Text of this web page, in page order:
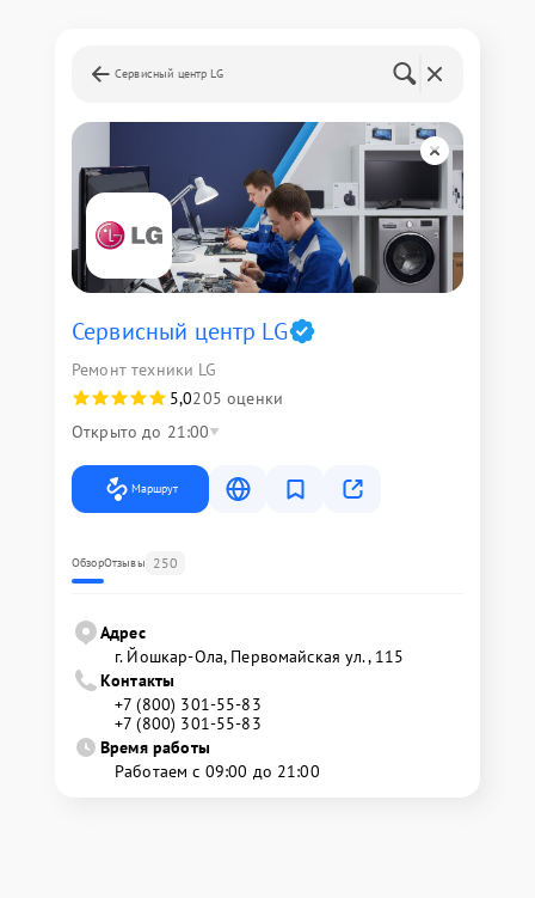
Сервисный центр LG
Сервисный центр LG
Ремонт техники LG
5,0205 оценки
Открыто до 21:00
Маршрут
ОбзорОтзывы 250
Адрес
г. Йошкар-Ола, Первомайская ул., 115
Контакты
+7 (800) 301-55-83
+7 (800) 301-55-83
Время работы
Работаем с 09:00 до 21:00